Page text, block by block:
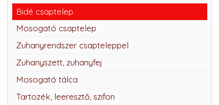
Bidé csaptelep
Mosogató csaptelep
Zuhanyrendszer csapteleppel
Zuhanyszett, zuhanyfej
Mosogató tálca
Tartozék, leeresztő, szifon